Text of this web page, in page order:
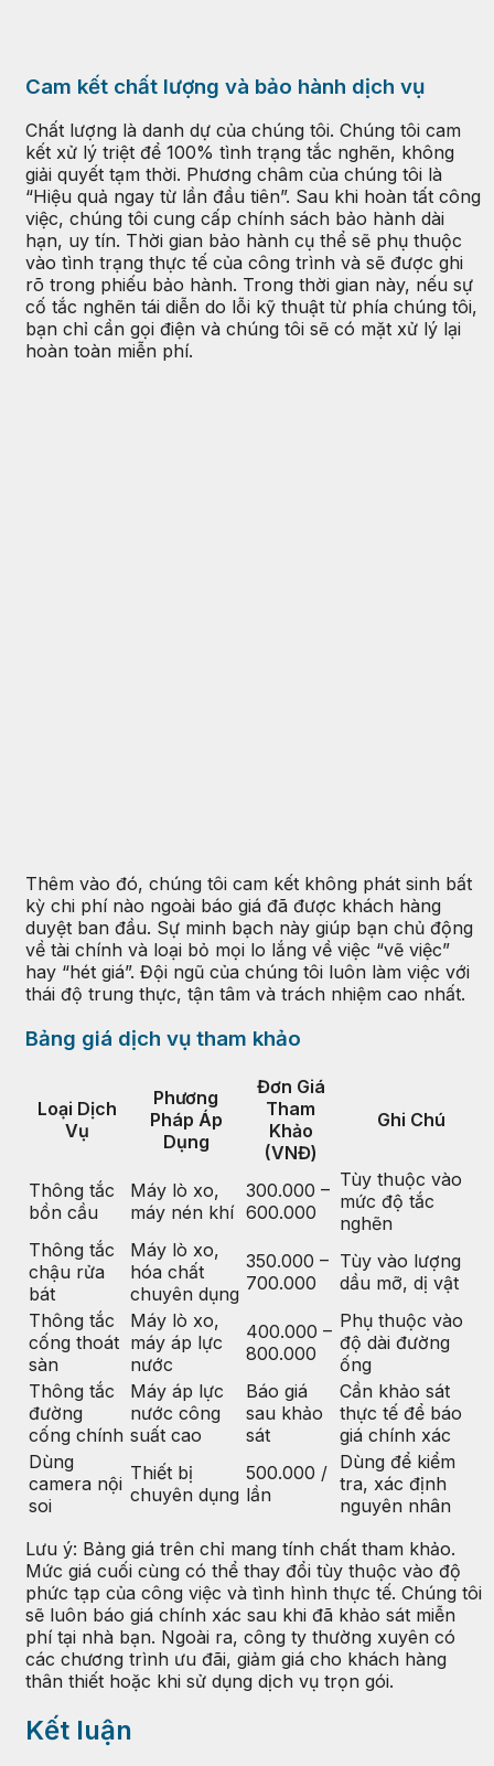
Cam kết chất lượng và bảo hành dịch vụ
Chất lượng là danh dự của chúng tôi. Chúng tôi cam
kết xử lý triệt để 100% tình trạng tắc nghẽn, không
giải quyết tạm thời. Phương châm của chúng tôi là
“Hiệu quả ngay từ lần đầu tiên”. Sau khi hoàn tất công
việc, chúng tôi cung cấp chính sách bảo hành dài
hạn, uy tín. Thời gian bảo hành cụ thể sẽ phụ thuộc
vào tình trạng thực tế của công trình và sẽ được ghi
rõ trong phiếu bảo hành. Trong thời gian này, nếu sự
cố tắc nghẽn tái diễn do lỗi kỹ thuật từ phía chúng tôi,
bạn chỉ cần gọi điện và chúng tôi sẽ có mặt xử lý lại
hoàn toàn miễn phí.
Thêm vào đó, chúng tôi cam kết không phát sinh bất
kỳ chi phí nào ngoài báo giá đã được khách hàng
duyệt ban đầu. Sự minh bạch này giúp bạn chủ động
về tài chính và loại bỏ mọi lo lắng về việc “vẽ việc”
hay “hét giá”. Đội ngũ của chúng tôi luôn làm việc với
thái độ trung thực, tận tâm và trách nhiệm cao nhất.
Bảng giá dịch vụ tham khảo
Loại Dịch
Vụ
Phương
Pháp Áp
Dụng
Đơn Giá
Tham
Khảo
(VNĐ)
Ghi Chú
Thông tắc
bồn cầu
Máy lò xo,
máy nén khí
300.000 –
600.000
Tùy thuộc vào
mức độ tắc
nghẽn
Thông tắc
chậu rửa
bát
Máy lò xo,
hóa chất
chuyên dụng
350.000 –
700.000
Tùy vào lượng
dầu mỡ, dị vật
Thông tắc
cống thoát
sàn
Máy lò xo,
máy áp lực
nước
400.000 –
800.000
Phụ thuộc vào
độ dài đường
ống
Thông tắc
đường
cống chính
Máy áp lực
nước công
suất cao
Báo giá
sau khảo
sát
Cần khảo sát
thực tế để báo
giá chính xác
Dùng
camera nội
soi
Thiết bị
chuyên dụng
500.000 /
lần
Dùng để kiểm
tra, xác định
nguyên nhân
Lưu ý: Bảng giá trên chỉ mang tính chất tham khảo.
Mức giá cuối cùng có thể thay đổi tùy thuộc vào độ
phức tạp của công việc và tình hình thực tế. Chúng tôi
sẽ luôn báo giá chính xác sau khi đã khảo sát miễn
phí tại nhà bạn. Ngoài ra, công ty thường xuyên có
các chương trình ưu đãi, giảm giá cho khách hàng
thân thiết hoặc khi sử dụng dịch vụ trọn gói.
Kết luận